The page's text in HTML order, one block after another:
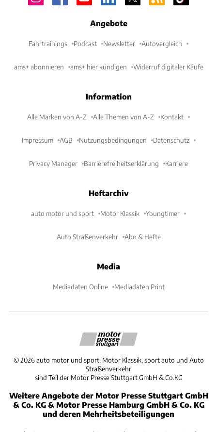
Angebote
Fahrtrainings Podcast Newsletter Autovergleich
ams+ abonnieren ams+ hier kündigen Widerruf digitaler Käufe
Information
Alle Marken von A-Z Alle Themen von A-Z Kontakt
Impressum AGB Nutzungsbedingungen Datenschutz
Privacy Manager Barrierefreiheitserklärung Karriere
Heftarchiv
auto motor und sport Motor Klassik Youngtimer
Auto Straßenverkehr Abo & Hefte
Media
Mediadaten Online Mediadaten Print
©2026 auto motor und sport, Motor Klassik, sport auto und Auto
Straßenverkehr
sind Teil der Motor Presse Stuttgart GmbH & Co.KG
Weitere Angebote der Motor Presse Stuttgart GmbH
& Co. KG & Motor Presse Hamburg GmbH & Co. KG
und deren Mehrheitsbeteiligungen